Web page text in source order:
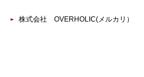
株式会社 OVERHOLIC(メルカリ）